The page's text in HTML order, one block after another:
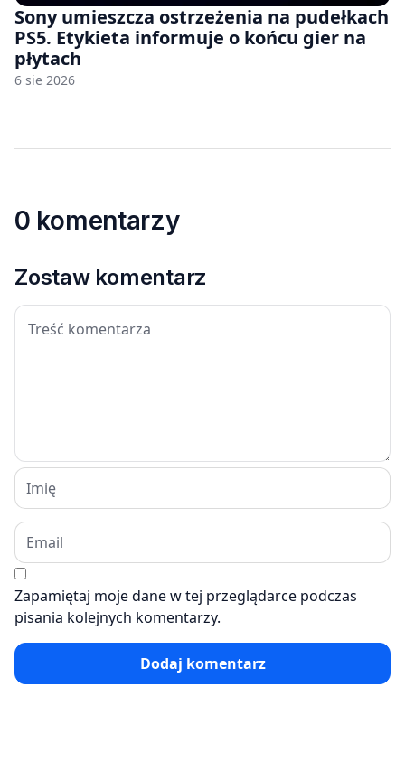
Sony umieszcza ostrzeżenia na pudełkach
PS5. Etykieta informuje o końcu gier na
płytach
6 sie 2026
0 komentarzy
Zostaw komentarz
Zapamiętaj moje dane w tej przeglądarce podczas
pisania kolejnych komentarzy.
Dodaj komentarz